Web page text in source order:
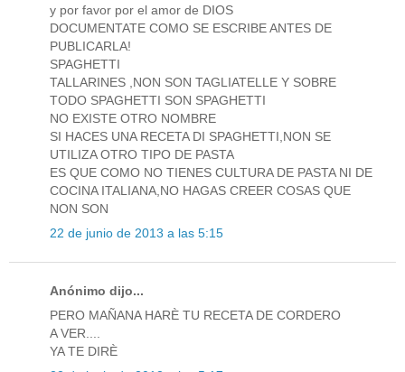
y por favor por el amor de DIOS
DOCUMENTATE COMO SE ESCRIBE ANTES DE
PUBLICARLA!
SPAGHETTI
TALLARINES ,NON SON TAGLIATELLE Y SOBRE
TODO SPAGHETTI SON SPAGHETTI
NO EXISTE OTRO NOMBRE
SI HACES UNA RECETA DI SPAGHETTI,NON SE
UTILIZA OTRO TIPO DE PASTA
ES QUE COMO NO TIENES CULTURA DE PASTA NI DE
COCINA ITALIANA,NO HAGAS CREER COSAS QUE
NON SON
22 de junio de 2013 a las 5:15
Anónimo dijo...
PERO MAÑANA HARÈ TU RECETA DE CORDERO
A VER....
YA TE DIRÈ